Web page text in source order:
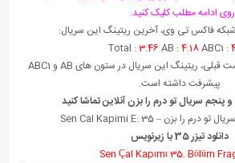
ادامه مطلب کلیک کنید.
فاکس تی وی، آخرین ریتینگ این سریال:
Total : 3.46 AB : 4.18ABC1 :
بنابراین در مقایسه با قسمت قبلی، ریتینگ این سریال در ستون های AB و ABC1
پیشرفت داشته است.
سریال تو درم را بزن آنلاین تماشا کنید
سریال تو درم را بزن – Sen Cal Kapimi E: 35
دانلود تیزر 35 با زیرنویس
Sen Çal Kapımı 35. Bölüm